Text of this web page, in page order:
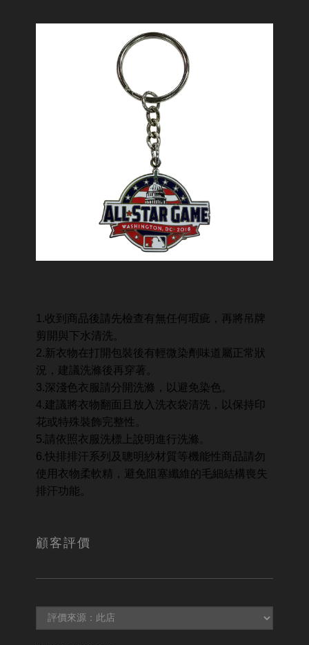
1.收到商品後請先檢查有無任何瑕疵，再將吊牌
剪開與下水清洗。
2.新衣物在打開包裝後有輕微染劑味道屬正常狀
況，建議洗滌後再穿著。
3.深淺色衣服請分開洗滌，以避免染色。
4.建議將衣物翻面且放入洗衣袋清洗，以保持印
花或特殊裝飾完整性。
5.請依照衣服洗標上說明進行洗滌。
6.快排排汗系列及聰明紗材質等機能性商品請勿
使用衣物柔軟精，避免阻塞纖維的毛細結構喪失
排汗功能。
顧客評價